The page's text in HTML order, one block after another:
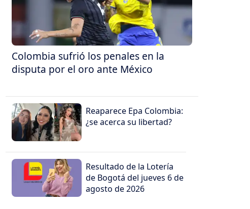
Colombia sufrió los penales en la
disputa por el oro ante México
Reaparece Epa Colombia:
¿se acerca su libertad?
Resultado de la Lotería
de Bogotá del jueves 6 de
agosto de 2026